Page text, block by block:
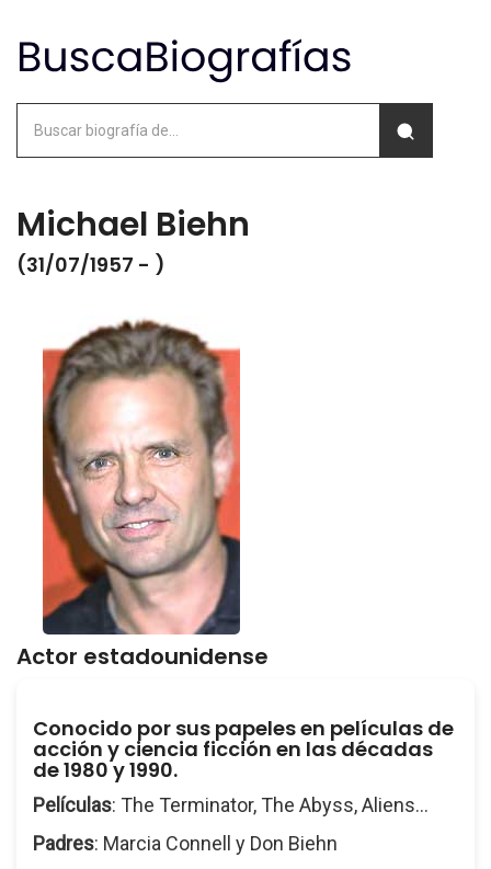
Michael Biehn
(31/07/1957 - )
Actor estadounidense
Conocido por sus papeles en películas de
acción y ciencia ficción en las décadas
de 1980 y 1990.
Películas: The Terminator, The Abyss, Aliens...
Padres: Marcia Connell y Don Biehn